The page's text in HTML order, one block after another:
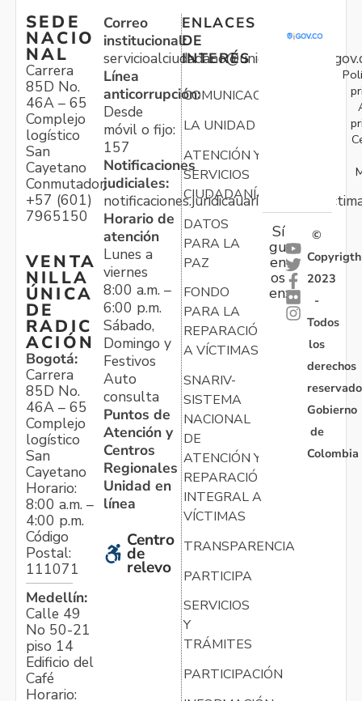
SEDE
NACIO
NAL
Carrera
85D No.
46A – 65
Complejo
logístico
San
Cayetano
Conmutador:
+57 (601)
7965150
VENTA
NILLA
ÚNICA
DE
RADIC
ACIÓN
Bogotá:
Carrera
85D No.
46A – 65
Complejo
logístico
San
Cayetano
Horario:
8:00 a.m. –
4:00 p.m.
Código
Postal:
111071
Medellín:
Calle 49
No 50-21
piso 14
Edificio del
Café
Horario:
Correo
institucional:
Línea
anticorrupción:
Desde
móvil o fijo:
157
Notificaciones
judiciales:
Horario de
atención
Lunes a
viernes
8:00 a.m. –
6:00 p.m.
Sábado,
Domingo y
Festivos
Auto
consulta
Puntos de
Atención y
Centros
Regionales
Unidad en
línea
Centro
de
relevo
ENLACES
DE
INTERÉS
COMUNICACIONES
LA UNIDAD
ATENCIÓN Y
SERVICIOS
CIUDADANÍA
DATOS
PARA LA
PAZ
FONDO
PARA LA
REPARACIÓN
A VÍCTIMAS
SNARIV-
SISTEMA
NACIONAL
DE
ATENCIÓN Y
REPARACIÓN
INTEGRAL A
VÍCTIMAS
TRANSPARENCIA
PARTICIPA
SERVICIOS
Y
TRÁMITES
PARTICIPACIÓN
Sí
gu
en
os
en:
©
Copyrigth
2023
-
Todos
los
derechos
Gobierno
de
Colombia